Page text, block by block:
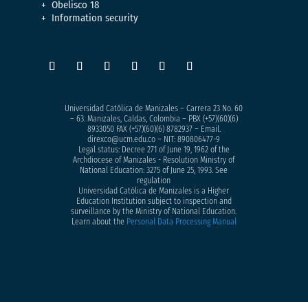
Obelisco 18
Information security
Universidad Católica de Manizales – Carrera 23 No. 60
– 63. Manizales, Caldas, Colombia – PBX (+57)(60)(6)
8933050FAX (+57)(60)(6) 8782937 – Email.
direxco@ucm.edu.co – NIT: 890806477-9
Legal status: Decree 271 of June 19, 1962 of the
Archdiocese of Manizales - Resolution Ministry of
National Education: 3275 of June 25, 1993. See
regulation
Universidad Católica de Manizales is a Higher
Education Institution subject to inspection and
surveillance by the Ministry of National Education.
Learn about the Personal Data Processing Manual